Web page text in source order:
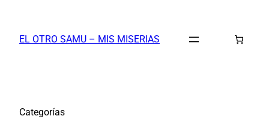
contenido
EL OTRO SAMU – MIS MISERIAS
Categorías